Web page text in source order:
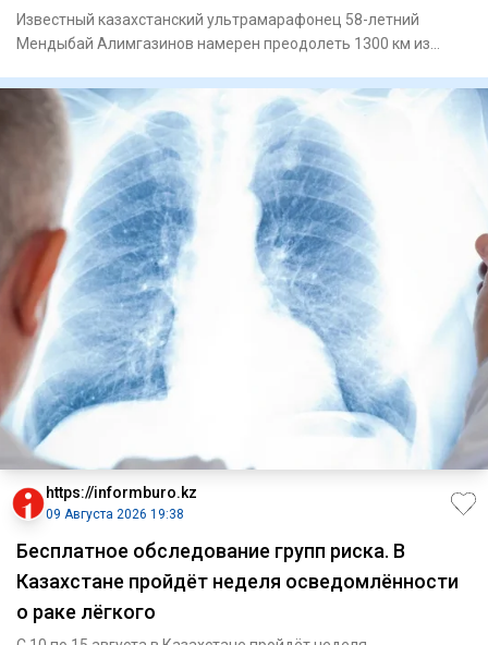
Известный казахстанский ультрамарафонец 58-летний
Мендыбай Алимгазинов намерен преодолеть 1300 км из
https://informburo.kz
09 Августа 2026 19:38
Бесплатное обследование групп риска. В
Казахстане пройдёт неделя осведомлённости
о раке лёгкого